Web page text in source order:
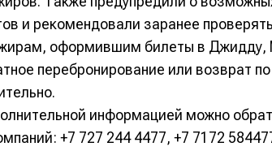
и рекомендовали заранее
оформившим билеты в Джидду,
перебронирование или возврат
информацией можно
+7 727 244 4477, +7 7172